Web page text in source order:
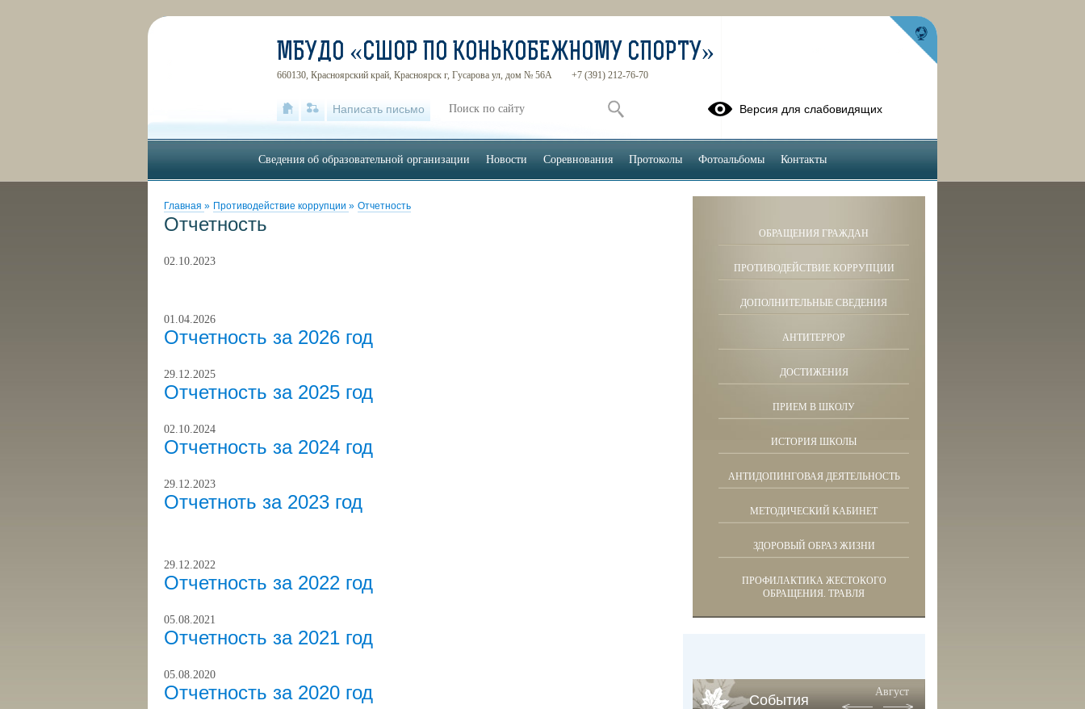
Главная » Противодействие коррупции » Отчетность
Отчетность
02.10.2023
01.04.2026
Отчетность за 2026 год
29.12.2025
Отчетность за 2025 год
02.10.2024
Отчетность за 2024 год
29.12.2023
Отчетноть за 2023 год
29.12.2022
Отчетность за 2022 год
05.08.2021
Отчетность за 2021 год
05.08.2020
Отчетность за 2020 год
ОБРАЩЕНИЯ ГРАЖДАН
ПРОТИВОДЕЙСТВИЕ КОРРУПЦИИ
ДОПОЛНИТЕЛЬНЫЕ СВЕДЕНИЯ
АНТИТЕРРОР
ДОСТИЖЕНИЯ
ПРИЕМ В ШКОЛУ
ИСТОРИЯ ШКОЛЫ
АНТИДОПИНГОВАЯ ДЕЯТЕЛЬНОСТЬ
МЕТОДИЧЕСКИЙ КАБИНЕТ
ЗДОРОВЫЙ ОБРАЗ ЖИЗНИ
ПРОФИЛАКТИКА ЖЕСТОКОГО
ОБРАЩЕНИЯ. ТРАВЛЯ
События
Август
МБУДО «СШОР ПО КОНЬКОБЕЖНОМУ СПОРТУ»
660130, Красноярский край, Красноярск г, Гусарова ул, дом № 56А +7 (391) 212-76-70
Написать письмо Версия для слабовидящих
Сведения об образовательной организации Новости Соревнования Протоколы Фотоальбомы Контакты